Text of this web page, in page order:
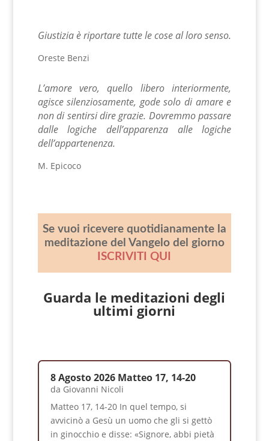
Giustizia è riportare tutte le cose al loro senso.
Oreste Benzi
L’amore vero, quello libero interiormente,
agisce silenziosamente, gode solo di amare e
non di sentirsi dire grazie. Dovremmo passare
dalle logiche dell’apparenza alle logiche
dell’appartenenza.
M. Epicoco
Se vuoi ricevere quotidianamente la
meditazione del Vangelo del giorno
ISCRIVITI QUI
Guarda le meditazioni degli
ultimi giorni
8 Agosto 2026 Matteo 17, 14-20
da Giovanni Nicoli
Matteo 17, 14-20 In quel tempo, si
avvicinò a Gesù un uomo che gli si gettò
in ginocchio e disse: «Signore, abbi pietà